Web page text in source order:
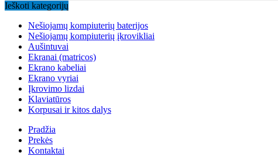
Ieškoti kategorijų
Nešiojamų kompiuterių baterijos
Nešiojamų kompiuterių įkrovikliai
Aušintuvai
Ekranai (matricos)
Ekrano kabeliai
Ekrano vyriai
Įkrovimo lizdai
Klaviatūros
Korpusai ir kitos dalys
Pradžia
Prekės
Kontaktai